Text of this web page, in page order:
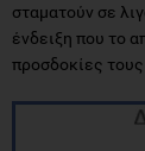
σταματούν σε
ένδειξη που το
προσδοκίες